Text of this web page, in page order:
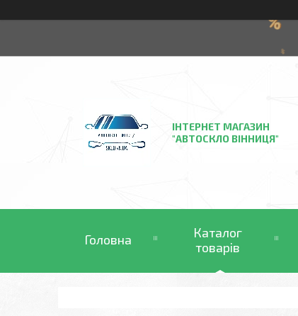
ІНТЕРНЕТ МАГАЗИН
"АВТОСКЛО ВІННИЦЯ"
Головна
Каталог
товарів